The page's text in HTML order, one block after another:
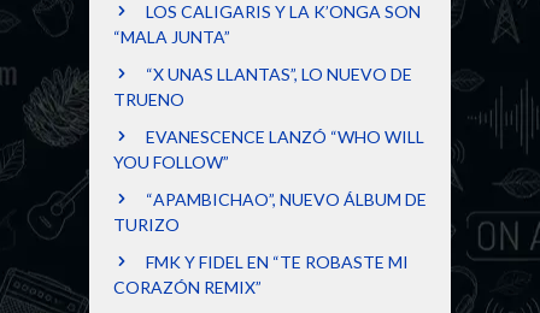
LOS CALIGARIS Y LA K’ONGA SON
“MALA JUNTA”
“X UNAS LLANTAS”, LO NUEVO DE
TRUENO
EVANESCENCE LANZÓ “WHO WILL
YOU FOLLOW”
“APAMBICHAO”, NUEVO ÁLBUM DE
TURIZO
FMK Y FIDEL EN “TE ROBASTE MI
CORAZÓN REMIX”